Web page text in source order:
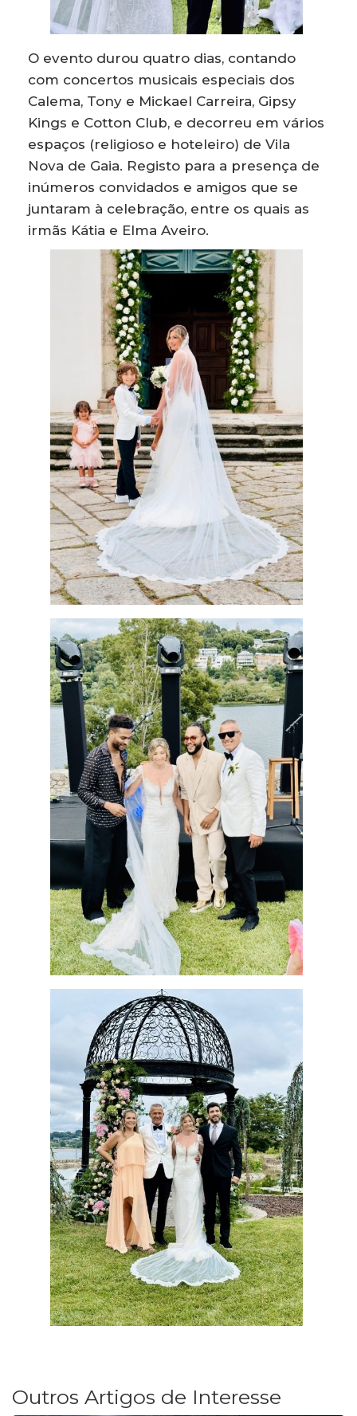
O evento durou quatro dias, contando
com concertos musicais especiais dos
Calema, Tony e Mickael Carreira, Gipsy
Kings e Cotton Club, e decorreu em vários
espaços (religioso e hoteleiro) de Vila
Nova de Gaia. Registo para a presença de
inúmeros convidados e amigos que se
juntaram à celebração, entre os quais as
irmãs Kátia e Elma Aveiro.
Outros Artigos de Interesse